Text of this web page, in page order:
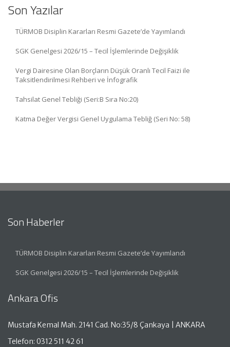
Son Yazılar
TÜRMOB Disiplin Kararları Resmi Gazete’de Yayımlandı
SGK Genelgesi 2026/15 – Tecil İşlemlerinde Değişiklik
Vergi Dairesine Olan Borçların Düşük Oranlı Tecil Faizi ile
Taksitlendirilmesi Rehberi ve İnfografik
Tahsilat Genel Tebliği (Seri:B Sıra No:20)
Katma Değer Vergisi Genel Uygulama Tebliğ (Seri No: 58)
Son Haberler
TÜRMOB Disiplin Kararları Resmi Gazete’de Yayımlandı
SGK Genelgesi 2026/15 – Tecil İşlemlerinde Değişiklik
Ankara Ofis
Mustafa Kemal Mah. 2141 Cad. No:35/8 Çankaya | ANKARA
Telefon: 0312 511 42 61